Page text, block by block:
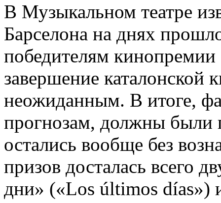
В Музыкальном театре
Барселона на днях
победителям кинопремии
завершение каталонской
неожиданным. В итоге,
прогнозам, должны были
остались вообще без
призов досталась всего
дни» («Los últimos días»)